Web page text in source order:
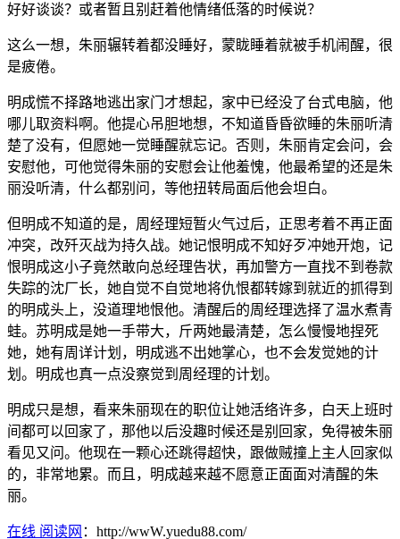
好好谈谈？或者暂且别赶着他情绪低落的时候说？
这么一想，朱丽辗转着都没睡好，蒙眬睡着就被手机闹醒，很
是疲倦。
明成慌不择路地逃出家门才想起，家中已经没了台式电脑，他
哪儿取资料啊。他提心吊胆地想，不知道昏昏欲睡的朱丽听清
楚了没有，但愿她一觉睡醒就忘记。否则，朱丽肯定会问，会
安慰他，可他觉得朱丽的安慰会让他羞愧，他最希望的还是朱
丽没听清，什么都别问，等他扭转局面后他会坦白。
但明成不知道的是，周经理短暂火气过后，正思考着不再正面
冲突，改歼灭战为持久战。她记恨明成不知好歹冲她开炮，记
恨明成这小子竟然敢向总经理告状，再加警方一直找不到卷款
失踪的沈厂长，她自觉不自觉地将仇恨都转嫁到就近的抓得到
的明成头上，没道理地恨他。清醒后的周经理选择了温水煮青
蛙。苏明成是她一手带大，斤两她最清楚，怎么慢慢地捏死
她，她有周详计划，明成逃不出她掌心，也不会发觉她的计
划。明成也真一点没察觉到周经理的计划。
明成只是想，看来朱丽现在的职位让她活络许多，白天上班时
间都可以回家了，那他以后没趣时候还是别回家，免得被朱丽
看见又问。他现在一颗心还跳得超快，跟做贼撞上主人回家似
的，非常地累。而且，明成越来越不愿意正面面对清醒的朱
丽。
在线 阅读网 ：http://wwW.yuedu88.com/